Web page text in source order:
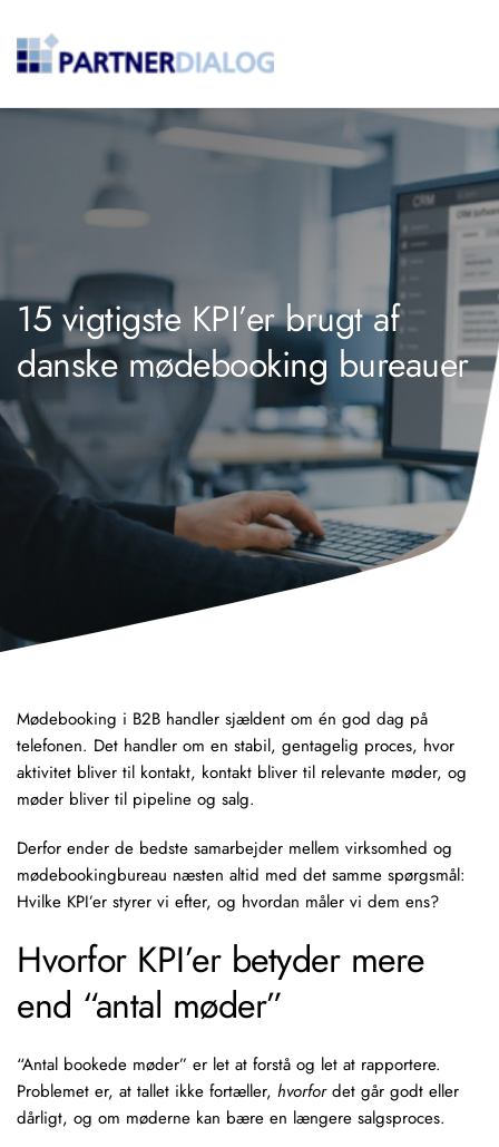
15 vigtigste KPI’er brugt af
danske mødebooking bureauer
Mødebooking i B2B handler sjældent om én god dag på
telefonen. Det handler om en stabil, gentagelig proces, hvor
aktivitet bliver til kontakt, kontakt bliver til relevante møder, og
møder bliver til pipeline og salg.
Derfor ender de bedste samarbejder mellem virksomhed og
mødebookingbureau næsten altid med det samme spørgsmål:
Hvilke KPI’er styrer vi efter, og hvordan måler vi dem ens?
Hvorfor KPI’er betyder mere
end “antal møder”
“Antal bookede møder” er let at forstå og let at rapportere.
Problemet er, at tallet ikke fortæller, hvorfordet går godt eller
dårligt, og om møderne kan bære en længere salgsproces.